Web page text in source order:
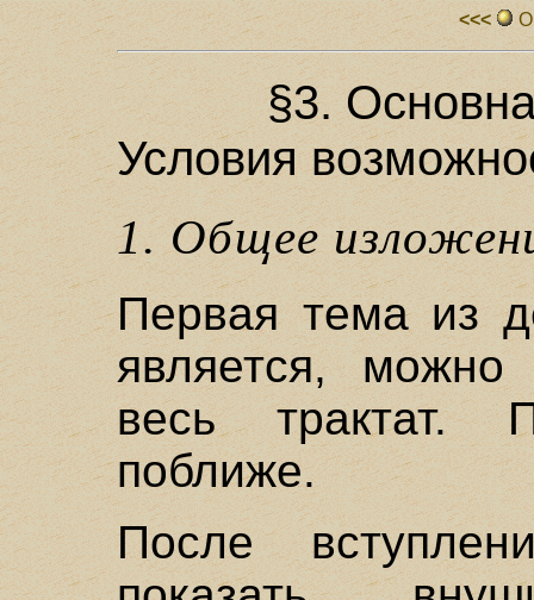
<<<
§3.
Условия
1. Общее
Первая тема из
является, можно
весь трактат.
поближе.
После